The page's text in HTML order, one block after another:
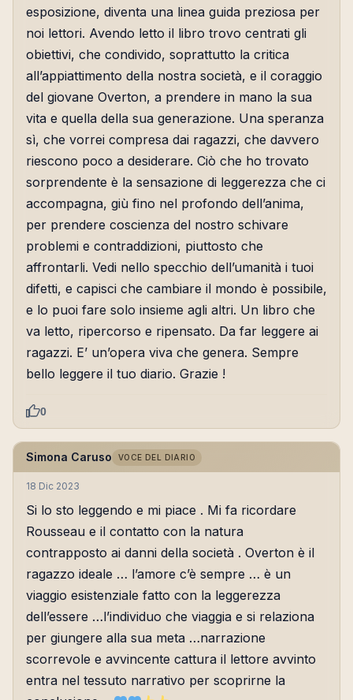
esposizione, diventa una linea guida preziosa per
noi lettori. Avendo letto il libro trovo centrati gli
obiettivi, che condivido, soprattutto la critica
all’appiattimento della nostra società, e il coraggio
del giovane Overton, a prendere in mano la sua
vita e quella della sua generazione. Una speranza
sì, che vorrei compresa dai ragazzi, che davvero
riescono poco a desiderare. Ciò che ho trovato
sorprendente è la sensazione di leggerezza che ci
accompagna, giù fino nel profondo dell’anima,
per prendere coscienza del nostro schivare
problemi e contraddizioni, piuttosto che
affrontarli. Vedi nello specchio dell’umanità i tuoi
difetti, e capisci che cambiare il mondo è possibile,
e lo puoi fare solo insieme agli altri. Un libro che
va letto, ripercorso e ripensato. Da far leggere ai
ragazzi. E’ un’opera viva che genera. Sempre
bello leggere il tuo diario. Grazie !
0
Simona Caruso VOCE DEL DIARIO
18 Dic 2023
Si lo sto leggendo e mi piace . Mi fa ricordare
Rousseau e il contatto con la natura
contrapposto ai danni della società . Overton è il
ragazzo ideale … l’amore c’è sempre … è un
viaggio esistenziale fatto con la leggerezza
dell’essere …l’individuo che viaggia e si relaziona
per giungere alla sua meta …narrazione
scorrevole e avvincente cattura il lettore avvinto
entra nel tessuto narrativo per scoprirne la